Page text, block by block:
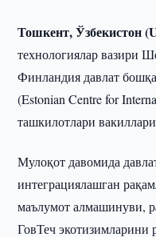
Тошкент, Ўзбекистон
технологиялар вазири
Финландия давлат
(Estonian Centre for
ташкилотлари
Мулоқот давомида
интеграциялашган
маълумот алмашинуви,
ГовТеч